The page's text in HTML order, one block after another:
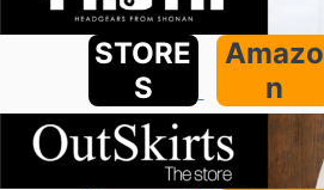
STORE
S
Amazo
n